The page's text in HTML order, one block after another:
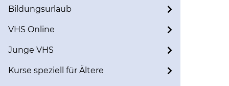
Bildungsurlaub
VHS Online
Junge VHS
Kurse speziell für Ältere